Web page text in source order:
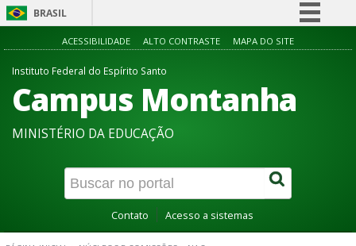
BRASIL
Simplifique!
Participe
Acesso à informação
Canais
ACESSIBILIDADE ALTO CONTRASTE MAPA DO SITE
Instituto Federal do Espírito Santo
Campus Montanha
MINISTÉRIO DA EDUCAÇÃO
Contato Acesso a sistemas